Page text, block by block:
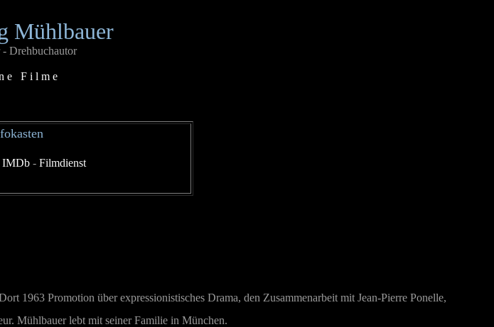
Mühlbauer
- Drehbuchautor
e F i l m e
IMDb - Filmdienst
1963 Promotion über expressionistisches Drama, den Zusammenarbeit mit Jean-Pierre Ponelle,
Mühlbauer lebt mit seiner Familie in München.